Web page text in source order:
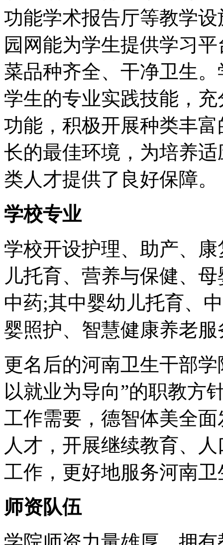
功能学术报告厅等教学
园网能为学生提供学习
菜品种齐全、干净卫生
学生的专业实践技能，
功能，积极开展种类丰
长的最佳环境，为培养
类人才提供了良好保障。
学校专业
学校开设护理、助产、
儿托育、营养与保健、
中药;其中婴幼儿托育、
婴照护、智慧健康养老
更名后的河南卫生干部
以就业为导向”的职教方
工作需要，德智体美全
人才，开展继续教育、
工作，更好地服务河南
师资队伍